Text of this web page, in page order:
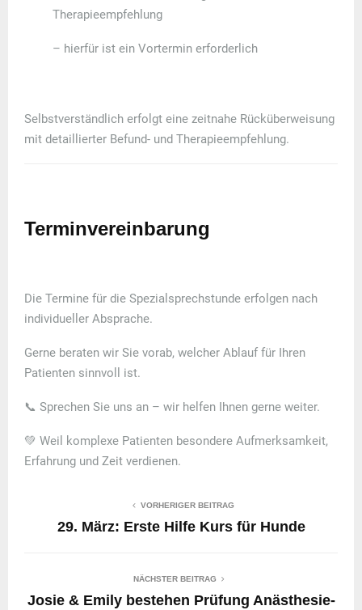
Therapieempfehlung
– hierfür ist ein Vortermin erforderlich
Selbstverständlich erfolgt eine zeitnahe Rücküberweisung
mit detaillierter Befund- und Therapieempfehlung.
Terminvereinbarung
Die Termine für die Spezialsprechstunde erfolgen nach
individueller Absprache.
Gerne beraten wir Sie vorab, welcher Ablauf für Ihren
Patienten sinnvoll ist.
📞 Sprechen Sie uns an – wir helfen Ihnen gerne weiter.
💚 Weil komplexe Patienten besondere Aufmerksamkeit,
Erfahrung und Zeit verdienen.
VORHERIGER BEITRAG
29. März: Erste Hilfe Kurs für Hunde
NÄCHSTER BEITRAG
Josie & Emily bestehen Prüfung Anästhesie-